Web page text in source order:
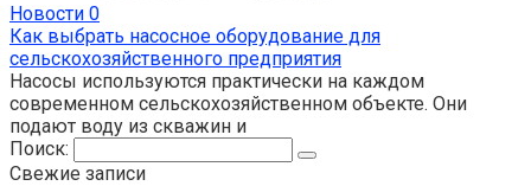
Новости 0
Как выбрать насосное оборудование для
сельскохозяйственного предприятия
Насосы используются практически на каждом
современном сельскохозяйственном объекте. Они
подают воду из скважин и
Поиск:
Свежие записи